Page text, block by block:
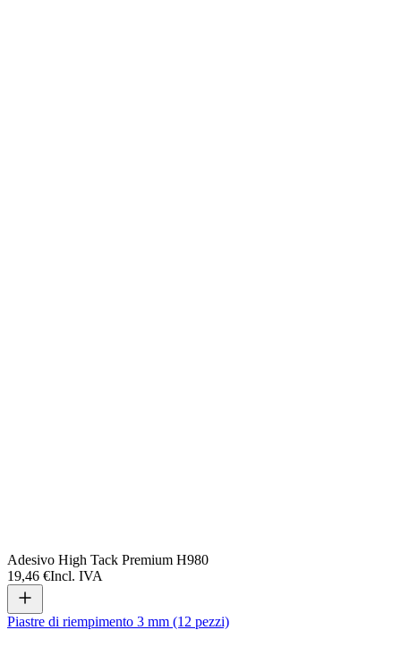
Adesivo High Tack Premium H980
19,46 €Incl. IVA
Piastre di riempimento 3 mm (12 pezzi)